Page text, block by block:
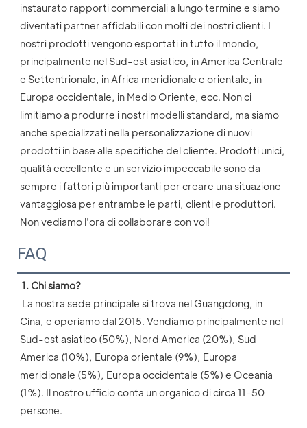
instaurato rapporti commerciali a lungo termine e siamo
diventati partner affidabili con molti dei nostri clienti. I
nostri prodotti vengono esportati in tutto il mondo,
principalmente nel Sud-est asiatico, in America Centrale
e Settentrionale, in Africa meridionale e orientale, in
Europa occidentale, in Medio Oriente, ecc. Non ci
limitiamo a produrre i nostri modelli standard, ma siamo
anche specializzati nella personalizzazione di nuovi
prodotti in base alle specifiche del cliente. Prodotti unici,
qualità eccellente e un servizio impeccabile sono da
sempre i fattori più importanti per creare una situazione
vantaggiosa per entrambe le parti, clienti e produttori.
Non vediamo l'ora di collaborare con voi!
FAQ
1. Chi siamo?
Cina, e operiamo dal 2015. Vendiamo principalmente nel
Sud-est asiatico (50%), Nord America (20%), Sud
America (10%), Europa orientale (9%), Europa
meridionale (5%), Europa occidentale (5%) e Oceania
(1%). Il nostro ufficio conta un organico di circa 11-50
persone.